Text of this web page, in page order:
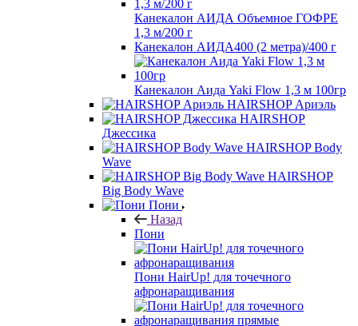
Канекалон АИДА Объемное ГОФРЕ
1,3 м/200 г
Канекалон АИДА400 (2 метра)/400 г
Канекалон Аида Yaki Flow 1,3 м 100гр
HAIRSHOP Ариэль
HAIRSHOP
Джессика
HAIRSHOP Body
Wave
HAIRSHOP
Big Body Wave
Пони
Назад
Пони
Пони HairUp! для точечного
афронаращивания